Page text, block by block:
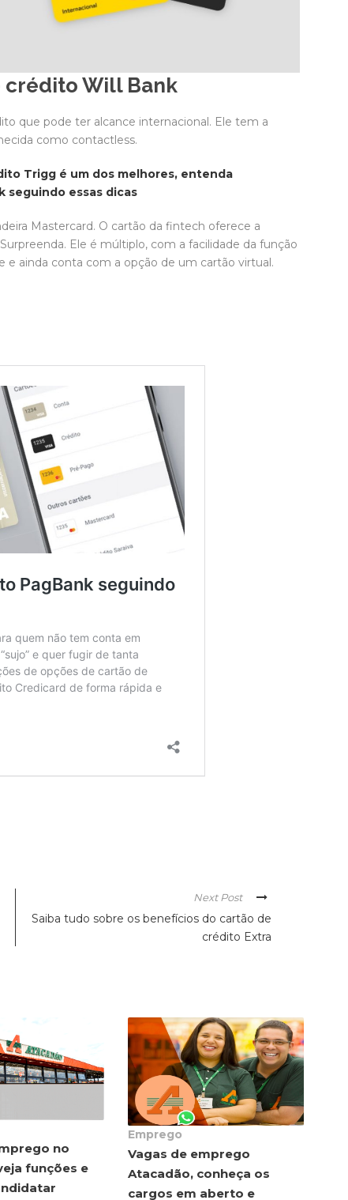
crédito Will Bank
que pode ter alcance internacional. Ele tem a
como contactless.
Trigg é um dos melhores, entenda
seguindo essas dicas
Mastercard. O cartão da fintech oferece a
Ele é múltiplo, com a facilidade da função
e ainda conta com a opção de um cartão virtual.
Next Post
Saiba tudo sobre os benefícios do cartão de
crédito Extra
no
funções e
Emprego
Vagas de emprego
Atacadão, conheça os
cargos em aberto e